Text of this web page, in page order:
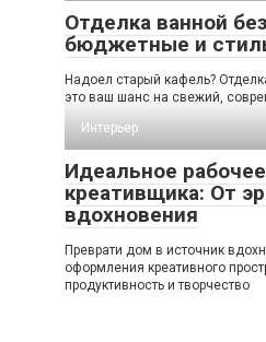
Отделка ванной
бюджетные и
Надоел старый кафель?
это ваш шанс на свежий,
Интерьер
Идеальное
креативщика: От
вдохновения
Преврати дом в источник
оформления креативного
продуктивность и творчество